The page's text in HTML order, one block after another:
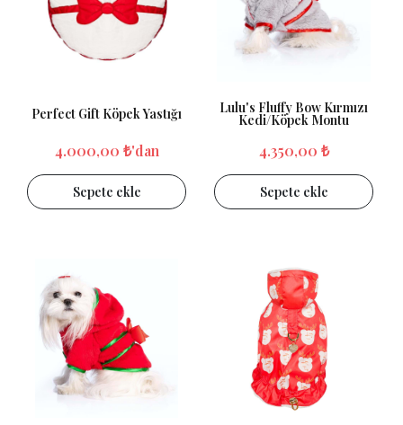
Perfect Gift Köpek Yastığı
4.000,00 ₺'dan
Sepete ekle
Lulu's Fluffy Bow Kırmızı
Kedi/Köpek Montu
4.350,00 ₺
Sepete ekle